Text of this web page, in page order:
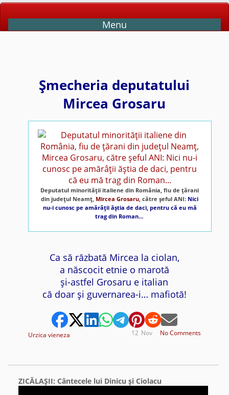
Menu
Şmecheria deputatului
Mircea Grosaru
Deputatul minorităţii italiene din România, fiu de ţărani
din judeţul Neamţ, Mircea Grosaru , către şeful ANI: Nici
nu-i cunosc pe amărâţii ăştia de daci, pentru că eu mă
trag din Roman…
Ca să răzbată Mircea la ciolan,
a născocit etnie o marotă
şi-astfel Grosaru e italian
că doar şi guvernarea-i… mafiotă!
Urzica vieneza No Comments
Nov
12
ZICĂLAŞII: Cântecele lui Dinicu şi Ciolacu